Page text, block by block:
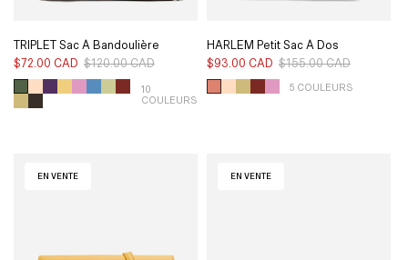
TRIPLET Sac À Bandoulière
Végétalien - Pureté
Prix
$120.00 CADPrix
$72.00 CAD
10
COULEURS
HARLEM Petit Sac À Dos
Végétalien - Pureté
Prix
$155.00 CADPrix
$93.00 CAD
5 COULEURS
EN VENTE EN VENTE